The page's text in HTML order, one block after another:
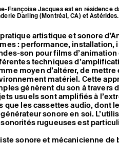
Françoise Jacques est en résidence
Darling (Montréal, CA) et Astérides.
artistique et sonore
: performance,
son pour films
techniques
moyen d’altérer, de
matériel. Cette
génèrent du son à travers
usuels sont amplifiés à
que les cassettes audio, dont
sonore en soi.
rugueuses est
sonore et mécanicienne de